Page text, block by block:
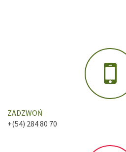
ZADZWOŃ
+(54) 284 80 70